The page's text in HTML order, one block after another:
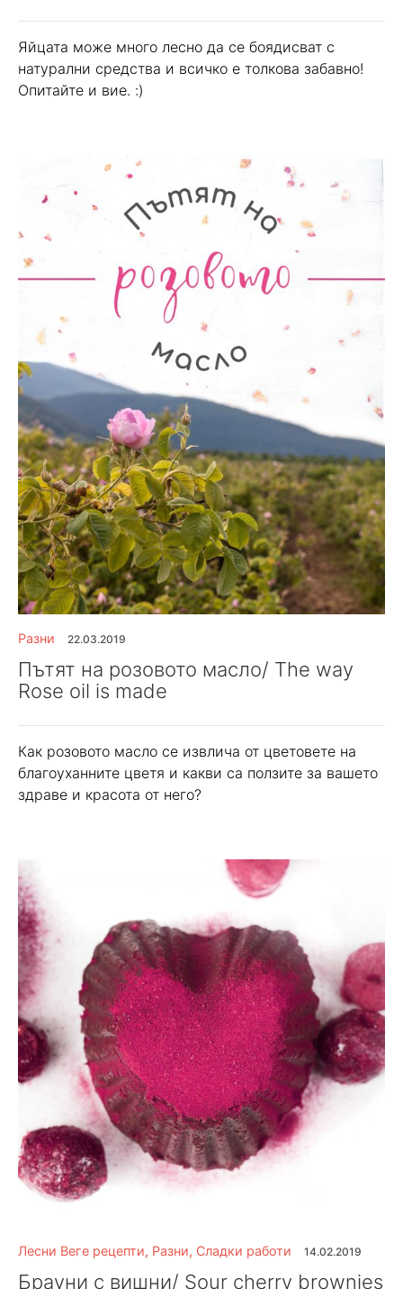
Яйцата може много лесно да се боядисват с
натурални средства и всичко е толкова забавно!
Опитайте и вие. :)
Разни 22.03.2019
Пътят на розовото масло/ The way
Rose oil is made
Как розовото масло се извлича от цветовете на
благоуханните цветя и какви са ползите за вашето
здраве и красота от него?
Лесни Веге рецепти, Разни, Сладки работи 14.02.2019
Брауни с вишни/ Sour cherry brownies